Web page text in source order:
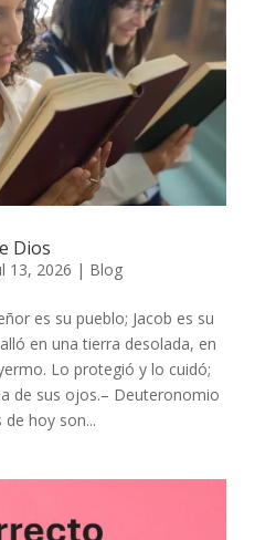
Dios
13, 2026 | Blog
es su pueblo; Jacob es su
en una tierra desolada, en
Lo protegió y lo cuidó;
de sus ojos.– Deuteronomio
hoy son...